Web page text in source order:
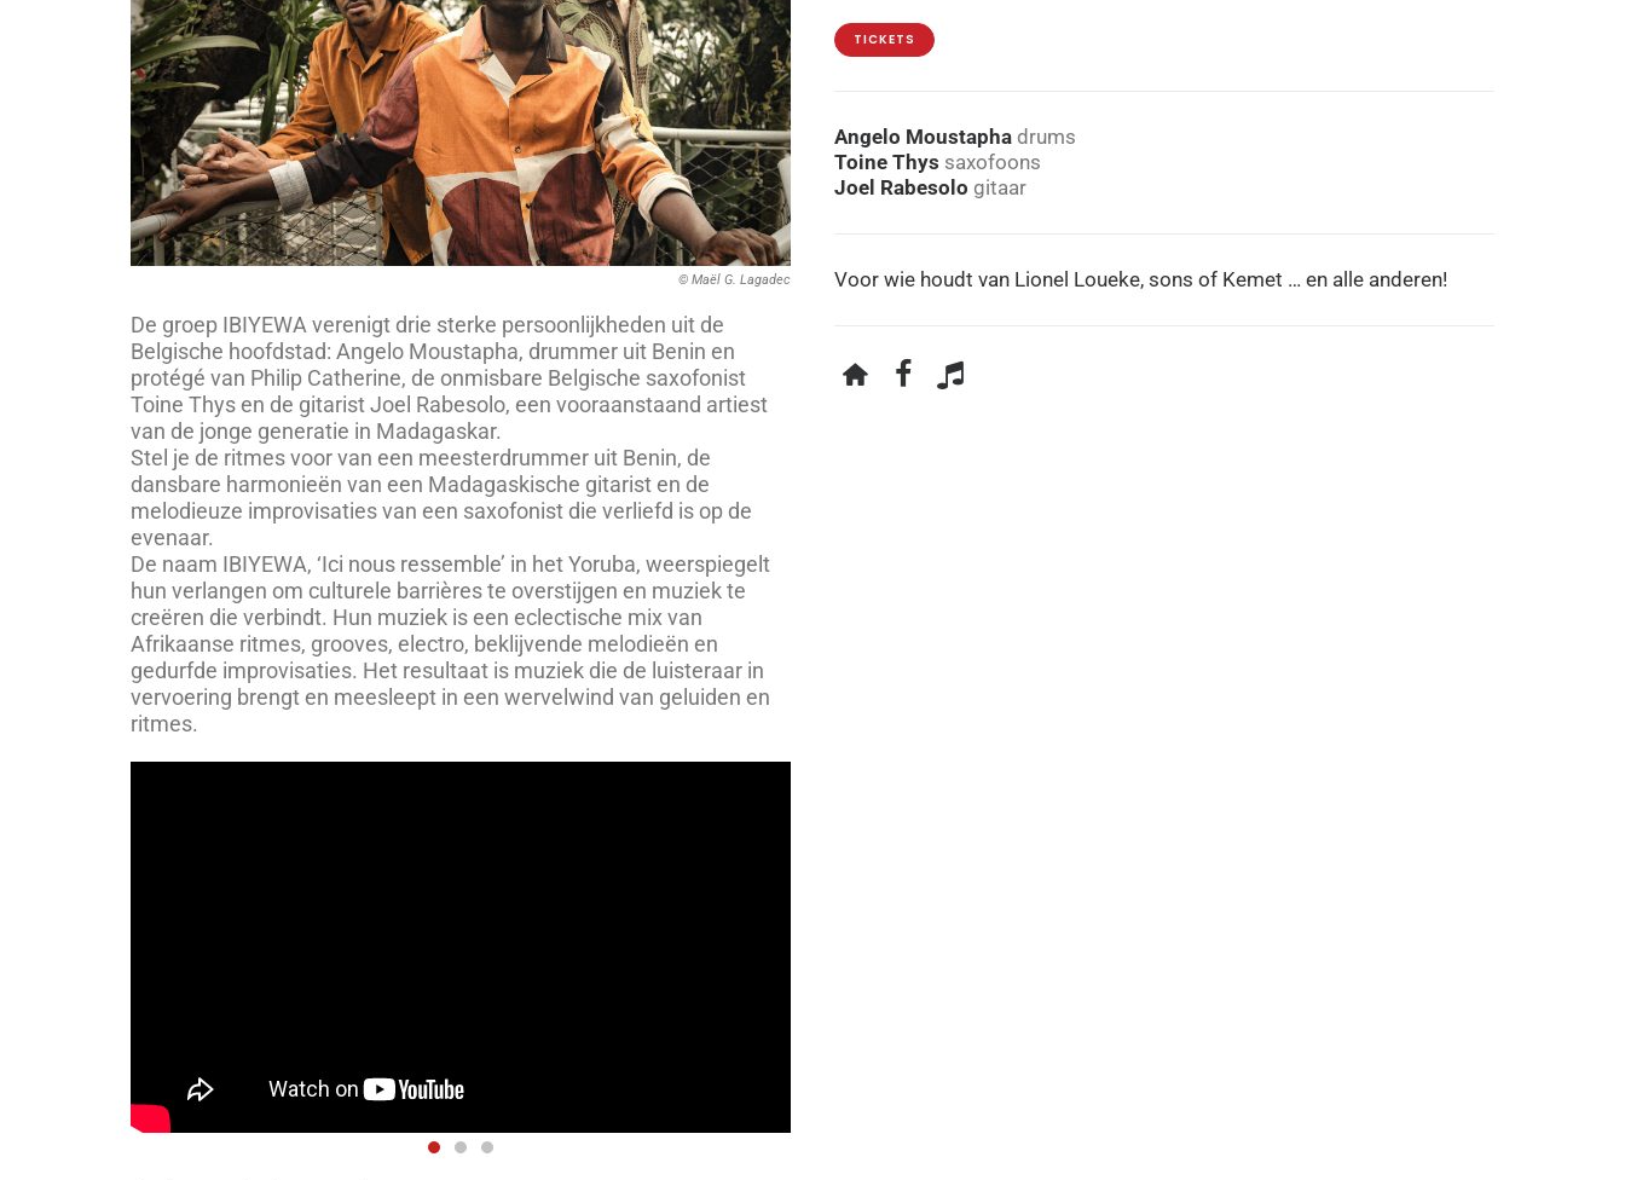
© Maël G. Lagadec
De groep IBIYEWA verenigt drie sterke persoonlijkheden uit de
Belgische hoofdstad: Angelo Moustapha, drummer uit Benin en
protégé van Philip Catherine, de onmisbare Belgische saxofonist
Toine Thys en de gitarist Joel Rabesolo, een vooraanstaand artiest
van de jonge generatie in Madagaskar.
Stel je de ritmes voor van een meesterdrummer uit Benin, de
dansbare harmonieën van een Madagaskische gitarist en de
melodieuze improvisaties van een saxofonist die verliefd is op de
evenaar.
De naam IBIYEWA, ‘Ici nous ressemble’ in het Yoruba, weerspiegelt
hun verlangen om culturele barrières te overstijgen en muziek te
creëren die verbindt. Hun muziek is een eclectische mix van
Afrikaanse ritmes, grooves, electro, beklijvende melodieën en
gedurfde improvisaties. Het resultaat is muziek die de luisteraar in
vervoering brengt en meesleept in een wervelwind van geluiden en
ritmes.
TICKETS
Angelo Moustapha drums
Toine Thys saxofoons
Joel Rabesolo gitaar
Voor wie houdt van Lionel Loueke, sons of Kemet … en alle anderen!